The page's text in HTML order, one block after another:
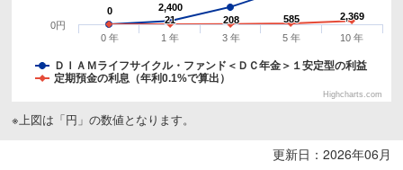
0
0 2,400
2,400
21
21 208
208 585
585 2,369
2,369
ＤＩＡＭライフサイクル・ファンド＜ＤＣ年金＞１安定型の利益
定期預金の利息（年利0.1%で算出）
0 年 1 年 3 年 5 年 10 年
0円
Highcharts.com
※上図は「円」の数値となります。
更新日：2026年06月